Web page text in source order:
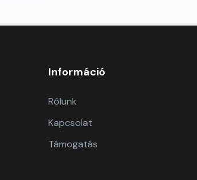
Információ
Rólunk
Kapcsolat
Támogatás